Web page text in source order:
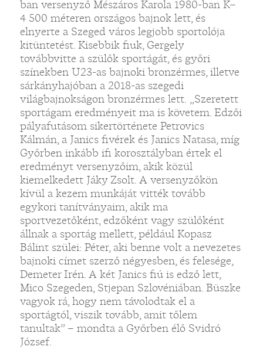
ban versenyző Mészáros Karola 1980-ban K–
4 500 méteren országos bajnok lett, és
elnyerte a Szeged város legjobb sportolója
kitüntetést. Kisebbik fiuk, Gergely
továbbvitte a szülők sportágát, és győri
színekben U23-as bajnoki bronzérmes, illetve
sárkányhajóban a 2018-as szegedi
világbajnokságon bronzérmes lett. „Szeretett
sportágam eredményeit ma is követem. Edzői
pályafutásom sikertörténete Petrovics
Kálmán, a Janics fivérek és Janics Natasa, míg
Győrben inkább ifi korosztályban értek el
eredményt versenyzőim, akik közül
kiemelkedett Jáky Zsolt. A versenyzőkön
kívül a kezem munkáját vitték tovább
egykori tanítványaim, akik ma
sportvezetőként, edzőként vagy szülőként
állnak a sportág mellett, például Kopasz
Bálint szülei: Péter, aki benne volt a nevezetes
bajnoki címet szerző négyesben, és felesége,
Demeter Irén. A két Janics fiú is edző lett,
Mico Szegeden, Stjepan Szlovéniában. Büszke
vagyok rá, hogy nem távolodtak el a
sportágtól, viszik tovább, amit tőlem
tanultak” – mondta a Győrben élő Svidró
József.